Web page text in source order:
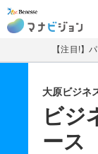
マ
【注目!】
大原ビジネ
ビジ
ース